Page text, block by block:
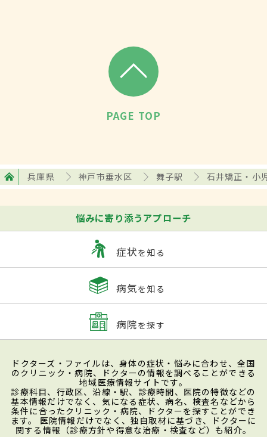
PAGE TOP
兵庫県 神戸市垂水区 舞子駅 石井矯正・小
悩みに寄り添うアプローチ
症状を知る
病気を知る
病院を探す
ドクターズ・ファイルは、身体の症状・悩みに合わせ、全国
のクリニック・病院、ドクターの情報を調べることができる
地域医療情報サイトです。
診療科目、行政区、沿線・駅、診療時間、医院の特徴などの
基本情報だけでなく、気になる症状、病名、検査名などから
条件に合ったクリニック・病院、ドクターを探すことができ
ます。 医院情報だけでなく、独自取材に基づき、ドクターに
関する情報（診療方針や得意な治療・検査など）も紹介。